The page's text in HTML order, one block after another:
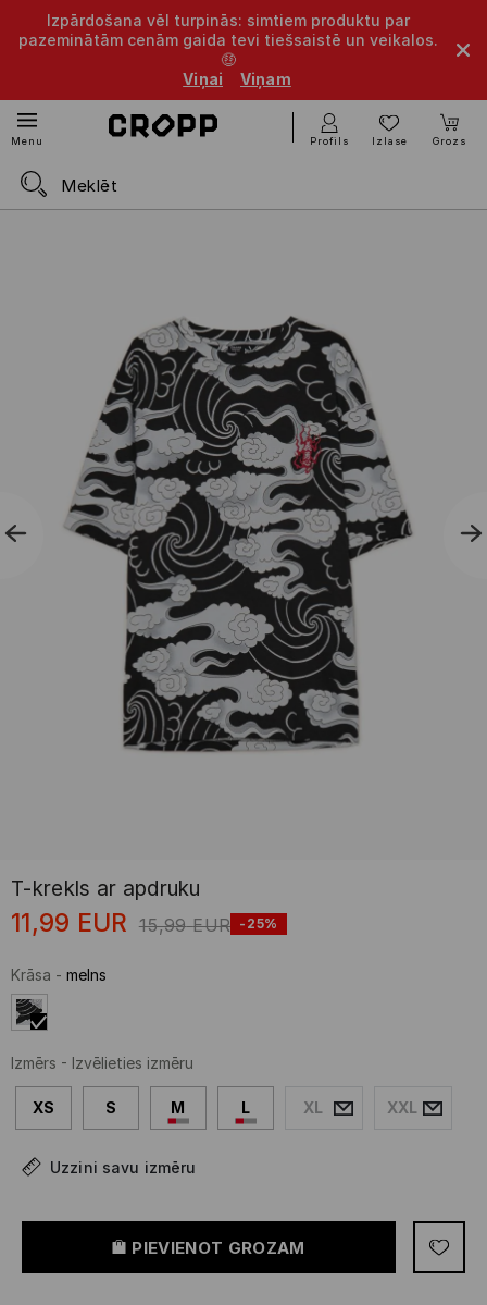
Izpārdošana vēl turpinās: simtiem produktu par
pazeminātām cenām gaida tevi tiešsaistē un veikalos.
🤑
Viņai
Viņam
Menu Profils Izlase Grozs
T-krekls ar apdruku
11,99 EUR 15,99 EUR -25%
Krāsa - melns
Izmērs - Izvēlieties izmēru
XS S M L XL XXL
Uzzini savu izmēru
PIEVIENOT GROZAM